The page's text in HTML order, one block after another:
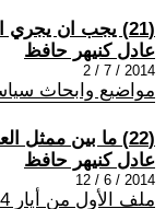
(21) يجب ان يجري الحديث عن ابو الدواعش
عادل كنيهر حافظ
2014 / 7 / 2
مواضيع وابحاث
(22) ما بين ممثل العمال وممثل الآلهة
عادل كنيهر حافظ
2014 / 6 / 12